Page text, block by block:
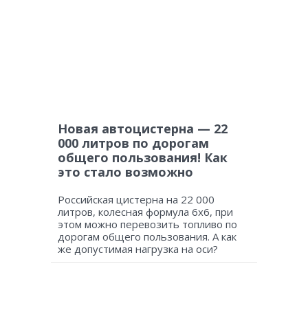
Новая автоцистерна — 22
000 литров по дорогам
общего пользования! Как
это стало возможно
Российская цистерна на 22 000
литров, колесная формула 6х6, при
этом можно перевозить топливо по
дорогам общего пользования. А как
же допустимая нагрузка на оси?